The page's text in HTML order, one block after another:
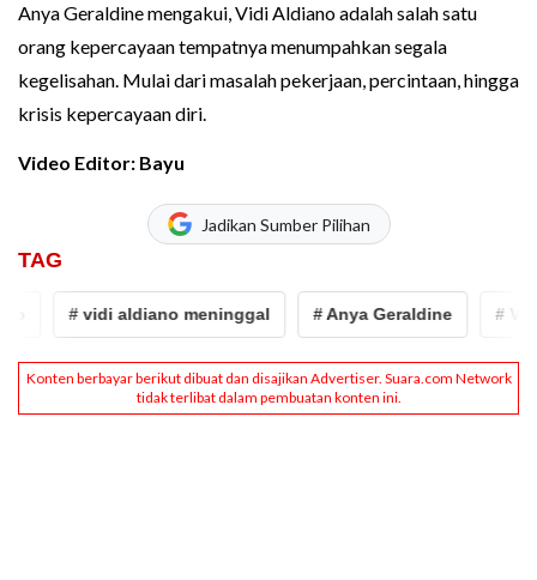
Anya Geraldine mengakui, Vidi Aldiano adalah salah satu
orang kepercayaan tempatnya menumpahkan segala
kegelisahan. Mulai dari masalah pekerjaan, percintaan, hingga
krisis kepercayaan diri.
Video Editor: Bayu
Jadikan Sumber Pilihan
TAG
# vidi aldiano meninggal # Anya Geraldine # Vidi